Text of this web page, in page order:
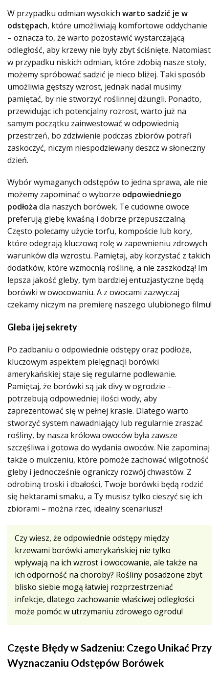
W przypadku odmian wysokich warto sadzić je w
odstępach, które umożliwiają komfortowe oddychanie
– oznacza to, że warto pozostawić wystarczającą
odległość, aby krzewy nie były zbyt ściśnięte. Natomiast
w przypadku niskich odmian, które zdobią nasze stoły,
możemy spróbować sadzić je nieco bliżej. Taki sposób
umożliwia gęstszy wzrost, jednak nadal musimy
pamiętać, by nie stworzyć roślinnej dżungli. Ponadto,
przewidując ich potencjalny rozrost, warto już na
samym początku zainwestować w odpowiednią
przestrzeń, bo zdziwienie podczas zbiorów potrafi
zaskoczyć, niczym niespodziewany deszcz w słoneczny
dzień.
Wybór wymaganych odstępów to jedna sprawa, ale nie
możemy zapominać o wyborze odpowiedniego
podłoża dla naszych borówek. Te cudowne owoce
preferują glebę kwaśną i dobrze przepuszczalną.
Często polecamy użycie torfu, kompoście lub kory,
które odegrają kluczową rolę w zapewnieniu zdrowych
warunków dla wzrostu. Pamiętaj, aby korzystać z takich
dodatków, które wzmocnią roślinę, a nie zaszkodzą! Im
lepsza jakość gleby, tym bardziej entuzjastyczne będą
borówki w owocowaniu. A z owocami zazwyczaj
czekamy niczym na premierę naszego ulubionego filmu!
Gleba i jej sekrety
Po zadbaniu o odpowiednie odstępy oraz podłoże,
kluczowym aspektem pielęgnacji borówki
amerykańskiej staje się regularne podlewanie.
Pamiętaj, że borówki są jak divy w ogrodzie –
potrzebują odpowiedniej ilości wody, aby
zaprezentować się w pełnej krasie. Dlatego warto
stworzyć system nawadniający lub regularnie zraszać
rośliny, by nasza królowa owoców była zawsze
szczęśliwa i gotowa do wydania owoców. Nie zapominaj
także o mulczeniu, które pomoże zachować wilgotność
gleby i jednocześnie ograniczy rozwój chwastów. Z
odrobiną troski i dbałości, Twoje borówki będą rodzić
się hektarami smaku, a Ty musisz tylko cieszyć się ich
zbiorami – można rzec, idealny scenariusz!
Czy wiesz, że odpowiednie odstępy między
krzewami borówki amerykańskiej nie tylko
wpływają na ich wzrost i owocowanie, ale także na
ich odporność na choroby? Rośliny posadzone zbyt
blisko siebie mogą łatwiej rozprzestrzeniać
infekcje, dlatego zachowanie właściwej odległości
może pomóc w utrzymaniu zdrowego ogrodu!
Częste Błędy w Sadzeniu: Czego Unikać Przy
Wyznaczaniu Odstępów Borówek